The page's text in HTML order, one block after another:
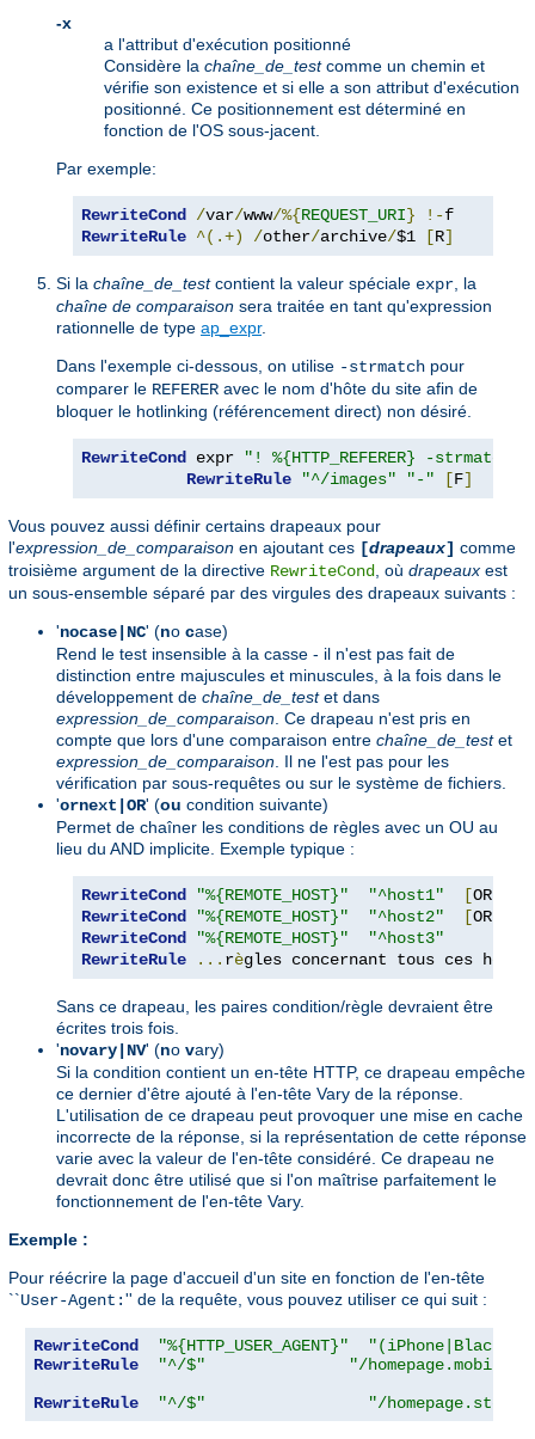
-x
a l'attribut d'exécution positionné
Considère la chaîne_de_testcomme un chemin et
vérifie son existence et si elle a son attribut d'exécution
positionné. Ce positionnement est déterminé en
fonction de l'OS sous-jacent.
Par exemple:
RewriteCond /var/www/%{REQUEST_URI} !-
RewriteRule ^(.+) /other/archive/$1 [R]
Si la chaîne_de_testcontient la valeur spéciale expr , la
chaîne de comparaison sera traitée en tant qu'expression
rationnelle de type ap_expr.
Dans l'exemple ci-dessous, on utilise -strmatch pour
comparer le REFERER avec le nom d'hôte du site afin de
bloquer le hotlinking (référencement direct) non désiré.
RewriteCond expr
"! %{HTTP_REFERER} -strmatch
RewriteRule
"^/images" "-" [F]
Vous pouvez aussi définir certains drapeaux pour
l'expression_de_comparaison en ajoutant ces [drapeaux] comme
troisième argument de la directive RewriteCond , où drapeaux est
un sous-ensemble séparé par des virgules des drapeaux suivants :
'nocase|NC' (no case)
Rend le test insensible à la casse - il n'est pas fait de
distinction entre majuscules et minuscules, à la fois dans le
développement de chaîne_de_testet dans
expression_de_comparaison . Ce drapeau n'est pris en
compte que lors d'une comparaison entre chaîne_de_testet
expression_de_comparaison . Il ne l'est pas pour les
vérification par sous-requêtes ou sur le système de fichiers.
'ornext|OR' (ou condition suivante)
Permet de chaîner les conditions de règles avec un OU au
lieu du AND implicite. Exemple typique :
RewriteCond "%{REMOTE_HOST}" "^host1" [OR
RewriteCond
"%{REMOTE_HOST}" "^host2" [OR
RewriteCond
"%{REMOTE_HOST}"
"^host3"
RewriteRule
... règles concernant tous ces h
Sans ce drapeau, les paires condition/règle devraient être
écrites trois fois.
'novary|NV' (no vary)
Si la condition contient un en-tête HTTP, ce drapeau empêche
ce dernier d'être ajouté à l'en-tête Vary de la réponse.
L'utilisation de ce drapeau peut provoquer une mise en cache
incorrecte de la réponse, si la représentation de cette réponse
varie avec la valeur de l'en-tête considéré. Ce drapeau ne
devrait donc être utilisé que si l'on maîtrise parfaitement le
fonctionnement de l'en-tête Vary.
Exemple :
Pour réécrire la page d'accueil d'un site en fonction de l'en-tête
``User-Agent:'' de la requête, vous pouvez utiliser ce qui suit :
RewriteCond "%{HTTP_USER_AGENT}"
RewriteRule
"^/$"
"/
RewriteRule
"^/$" "/